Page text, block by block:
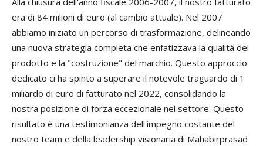
era di 84 milioni di euro (al cambio attuale). Nel 2007
abbiamo iniziato un percorso di trasformazione, delineando
una nuova strategia completa che enfatizzava la qualità del
prodotto e la "costruzione" del marchio. Questo approccio
dedicato ci ha spinto a superare il notevole traguardo di 1
miliardo di euro di fatturato nel 2022, consolidando la
nostra posizione di forza eccezionale nel settore. Questo
risultato è una testimonianza dell'impegno costante del
nostro team e della leadership visionaria di Mahabirprasad